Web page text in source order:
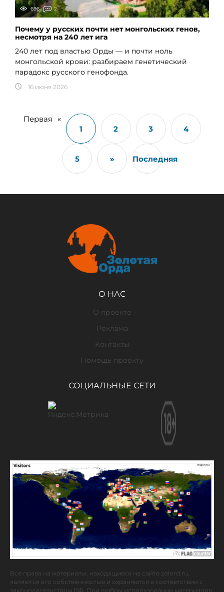
696 2
Почему у русских почти нет монгольских генов,
несмотря на 240 лет ига
240 лет под властью Орды — и почти ноль
монгольской крови: разбираем генетический
парадокс русского генофонда.
16 июня 2026
Первая
«
1
2 3 4
5 » Последняя
О НАС
О проекте
Реклама
Контакты
Помощь проекту
СОЦИАЛЬНЫЕ СЕТИ
Все права на материалы, находящиеся на сайте zolord.ru,
являются его собственностью и охраняются в соответствии с
законодательством РФ. При любом использовании материалов